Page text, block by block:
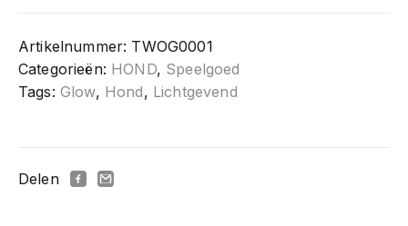
tracking
aantal
Artikelnummer: TWOG0001
Categorieën: HOND, Speelgoed
Tags: Glow, Hond, Lichtgevend
Delen